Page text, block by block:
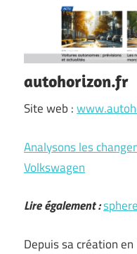
autohorizon.fr
Site web :
Analysons les
Volkswagen
Lire également :
Depuis sa création